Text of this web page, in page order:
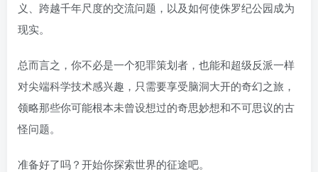
义、跨越千年尺度的交流问题，以及如何使侏罗纪公园成为
现实。
总而言之，你不必是一个犯罪策划者，也能和超级反派一样
对尖端科学技术感兴趣，只需要享受脑洞大开的奇幻之旅，
领略那些你可能根本未曾设想过的奇思妙想和不可思议的古
怪问题。
准备好了吗？开始你探索世界的征途吧。